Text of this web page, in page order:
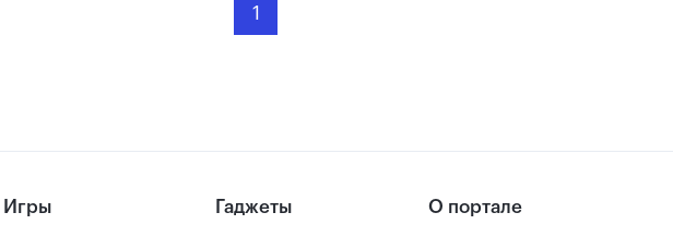
1
Игры Гаджеты О портале